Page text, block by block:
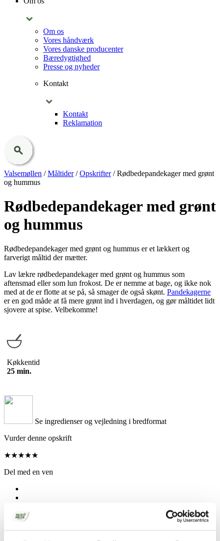
Om os
Vores håndværk
Vores danske producenter
Bæredygtighed
Presse og nyheder
Kontakt
Kontakt
Reklamation
Valsemøllen /Måltider/Opskrifter/Rødbedepandekager med grønt
og hummus
Rødbedepandekager med grønt
og hummus
Rødbedepandekager med grønt og hummus er et lækkert og
farverigt måltid der mætter.
Lav lækre rødbedepandekager med grønt og hummus som
aftensmad eller som lun frokost. De er nemme at bage, og ikke nok
med at de er flotte at se på, så smager de også skønt. Pandekagerne
er en god måde at få mere grønt ind i hverdagen, og gør måltidet lidt
sjovere at spise. Velbekomme!
Køkkentid
25 min.
Se ingredienser og vejledning i bredformat
Vurder denne opskrift
★★★★★
Del med en ven